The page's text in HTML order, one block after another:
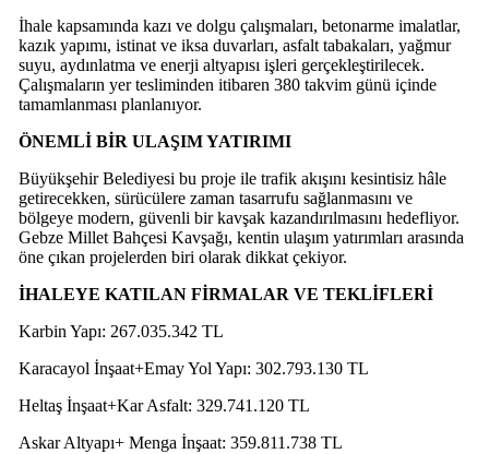
İhale kapsamında kazı ve dolgu çalışmaları, betonarme imalatlar,
kazık yapımı, istinat ve iksa duvarları, asfalt tabakaları, yağmur
suyu, aydınlatma ve enerji altyapısı işleri gerçekleştirilecek.
Çalışmaların yer tesliminden itibaren 380 takvim günü içinde
tamamlanması planlanıyor.
ÖNEMLİ BİR ULAŞIM YATIRIMI
Büyükşehir Belediyesi bu proje ile trafik akışını kesintisiz hâle
getirecekken, sürücülere zaman tasarrufu sağlanmasını ve
bölgeye modern, güvenli bir kavşak kazandırılmasını hedefliyor.
Gebze Millet Bahçesi Kavşağı, kentin ulaşım yatırımları arasında
öne çıkan projelerden biri olarak dikkat çekiyor.
İHALEYE KATILAN FİRMALAR VE TEKLİFLERİ
Karbin Yapı: 267.035.342 TL
Karacayol İnşaat+Emay Yol Yapı: 302.793.130 TL
Heltaş İnşaat+Kar Asfalt: 329.741.120 TL
Askar Altyapı+ Menga İnşaat: 359.811.738 TL